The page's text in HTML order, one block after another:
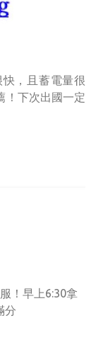
，且蓄電量很
！下次出國一定
！早上6:30拿
分